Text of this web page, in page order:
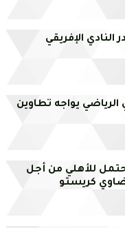
النادي الإفريقي
الرياضي يواجه تطاوين
للأهلي من أجل
كريستو